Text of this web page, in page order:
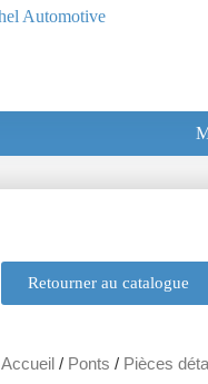
Retourner au catalogue
Accueil / Ponts / Pièces